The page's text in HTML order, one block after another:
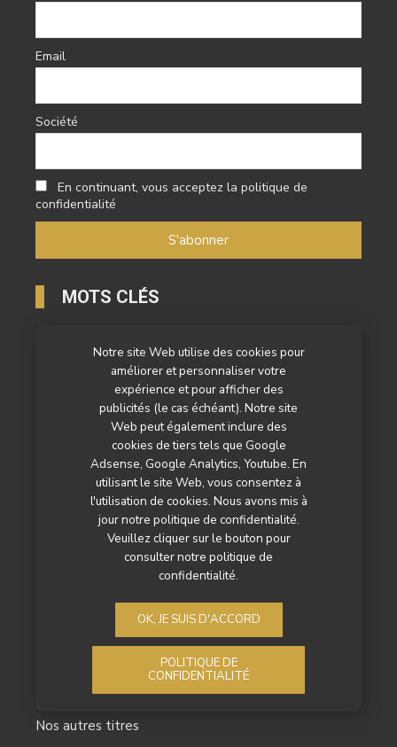
Notre site Web utilise des cookies pour
améliorer et personnaliser votre
expérience et pour afficher des
publicités (le cas échéant). Notre site
Web peut également inclure des
cookies de tiers tels que Google
Adsense, Google Analytics, Youtube. En
utilisant le site Web, vous consentez à
l'utilisation de cookies. Nous avons mis à
jour notre politique de confidentialité.
Veuillez cliquer sur le bouton pour
consulter notre politique de
confidentialité.
OK, JE SUIS D'ACCORD
POLITIQUE DE
CONFIDENTIALITÉ
Email
Société
En continuant, vous acceptez la politique de
confidentialité
MOTS CLÉS
actualités distribution
développement electromenager innovations
reportages stratégies
NAVIGATION
Notre magazine
Newsletter
Nos autres titres